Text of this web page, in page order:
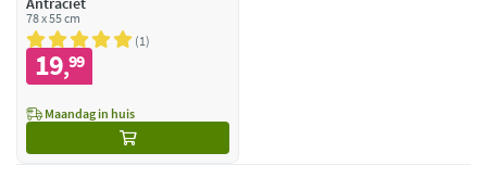
78 x 55 cm
1
19,99
Maandag in huis